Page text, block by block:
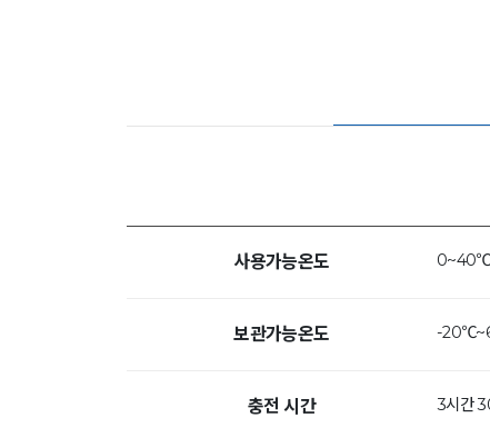
사용가능온도 0~40℃
보관가능온도 -
충전 시간 3시간